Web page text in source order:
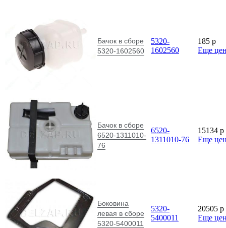
Бачок в сборе
5320-1602560
5320-
1602560
185 p
Еще
Бачок в сборе
6520-1311010-
76
6520-
1311010-76
15134 p
Еще
Боковина
левая в сборе
5320-5400011
5320-
5400011
20505 p
Еще